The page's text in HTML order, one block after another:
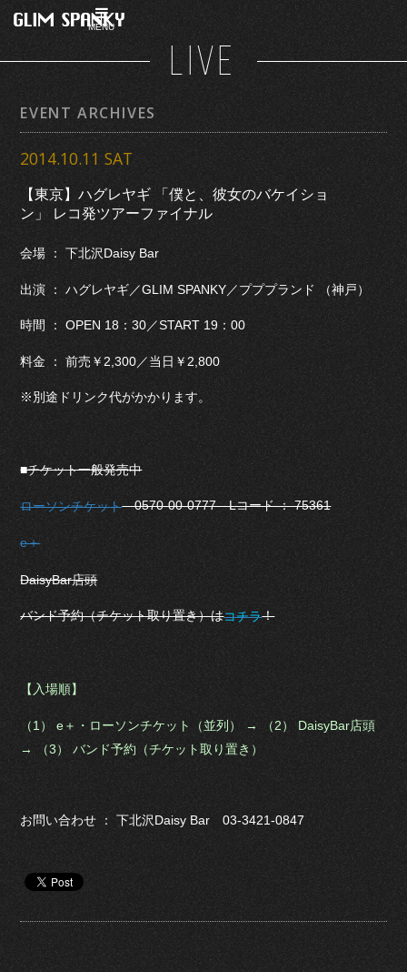
MENU
LIVE
EVENT ARCHIVES
2014.10.11 SAT
【東京】ハグレヤギ 「僕と、彼女のバケイショ
ン」 レコ発ツアーファイナル
会場 ： 下北沢Daisy Bar
出演 ： ハグレヤギ／GLIM SPANKY／プププランド （神戸）
時間 ： OPEN 18：30／START 19：00
料金 ： 前売￥2,300／当日￥2,800
※別途ドリンク代がかかります。
■チケット一般発売中
ローソンチケット0570-00-0777 Lコード ： 75361
e＋
DaisyBar店頭
バンド予約（チケット取り置き）はコチラ！
【入場順】
（1） e＋・ローソンチケット（並列） → （2） DaisyBar店頭
→ （3） バンド予約（チケット取り置き）
お問い合わせ ： 下北沢Daisy Bar 03-3421-0847